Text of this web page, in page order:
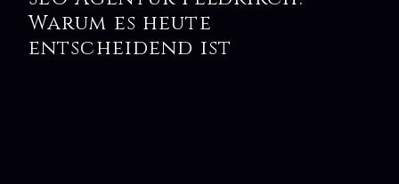
Warum es heute
entscheidend ist